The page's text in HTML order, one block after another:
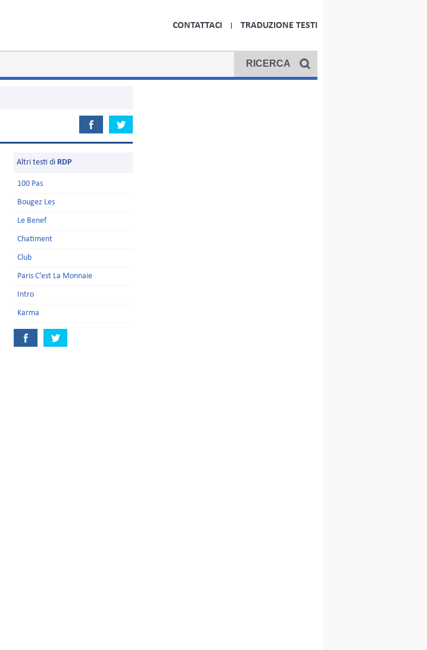
CONTATTACI TRADUZIONE TESTI
Altri testi di RDP
100 Pas
Bougez Les
Le Benef
Chatiment
Club
Paris C'est La Monnaie
Intro
Karma